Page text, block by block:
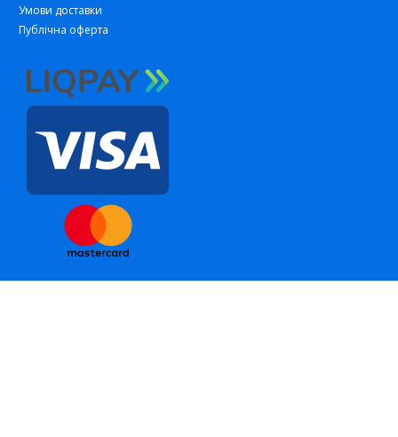
Умови доставки
Публічна оферта